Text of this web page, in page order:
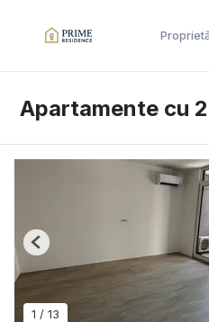
Apartamente cu
1 / 13
Previous